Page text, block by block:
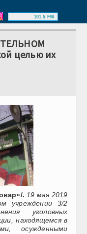
101.5 FM
целью их
. 19 мая 2019
учреждении 3/2
уголовных
находящемся в
осужденными